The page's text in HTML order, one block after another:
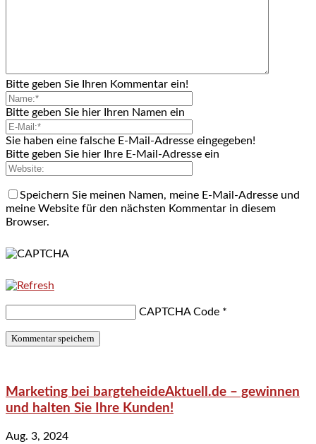
Bitte geben Sie Ihren Kommentar ein!
Bitte geben Sie hier Ihren Namen ein
Sie haben eine falsche E-Mail-Adresse eingegeben!
Bitte geben Sie hier Ihre E-Mail-Adresse ein
Speichern Sie meinen Namen, meine E-Mail-Adresse und
meine Website für den nächsten Kommentar in diesem
Browser.
CAPTCHA Code *
Marketing bei bargteheideAktuell.de – gewinnen
und halten Sie Ihre Kunden!
Aug. 3, 2024